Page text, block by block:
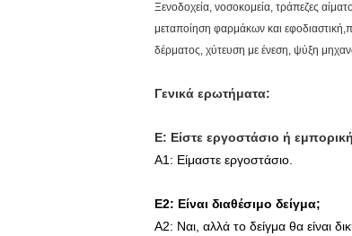
Ξενοδοχεία, νοσοκομεία, τράπεζες
μεταποίηση φαρμάκων και
δέρματος, χύτευση με ένεση, ψύξη
Γενικά ερωτήματα:
Ε: Είστε εργοστάσιο ή εμπορική
Α1: Είμαστε εργοστάσιο.
Ε2: Είναι διαθέσιμο δείγμα;
Α2: Ναι, αλλά το δείγμα θα είναι